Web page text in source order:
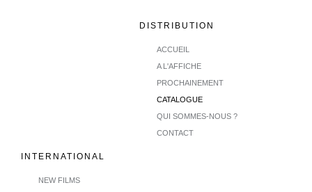
DISTRIBUTION
ACCUEIL
A L'AFFICHE
PROCHAINEMENT
CATALOGUE
QUI SOMMES-NOUS ?
CONTACT
INTERNATIONAL
NEW FILMS